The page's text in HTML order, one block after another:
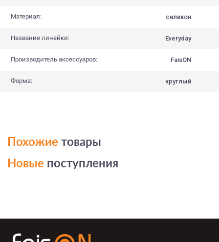
Материал: силикон
Название линейки: Everyday
Производитель аксессуаров: FaisON
Форма: круглый
Похожие товары
Новые поступления